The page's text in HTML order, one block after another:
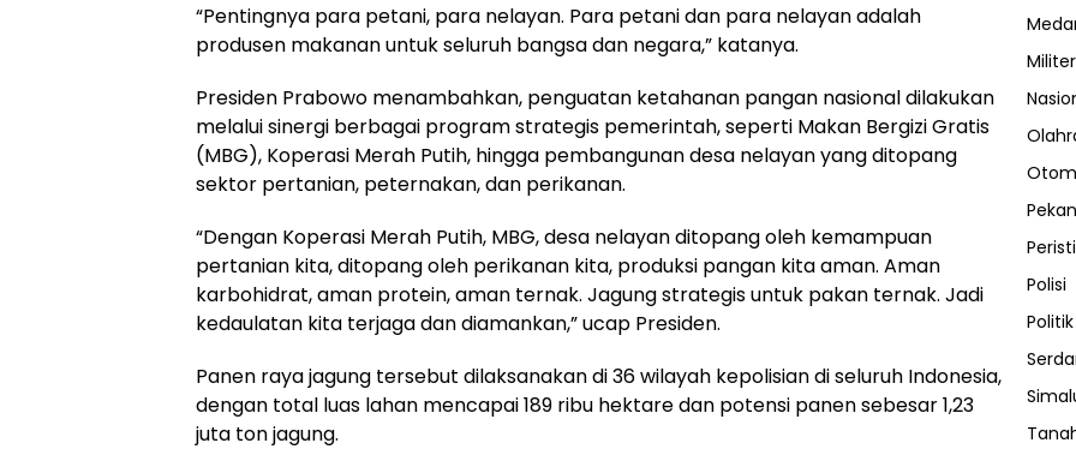
“Pentingnya para petani, para nelayan. Para petani dan para nelayan adalah
produsen makanan untuk seluruh bangsa dan negara,” katanya.
Presiden Prabowo menambahkan, penguatan ketahanan pangan nasional dilakukan
melalui sinergi berbagai program strategis pemerintah, seperti Makan Bergizi Gratis
(MBG), Koperasi Merah Putih, hingga pembangunan desa nelayan yang ditopang
sektor pertanian, peternakan, dan perikanan.
“Dengan Koperasi Merah Putih, MBG, desa nelayan ditopang oleh kemampuan
pertanian kita, ditopang oleh perikanan kita, produksi pangan kita aman. Aman
karbohidrat, aman protein, aman ternak. Jagung strategis untuk pakan ternak. Jadi
kedaulatan kita terjaga dan diamankan,” ucap Presiden.
Panen raya jagung tersebut dilaksanakan di 36 wilayah kepolisian di seluruh Indonesia,
dengan total luas lahan mencapai 189 ribu hektare dan potensi panen sebesar 1,23
juta ton jagung.
Militer
Polisi
Politik